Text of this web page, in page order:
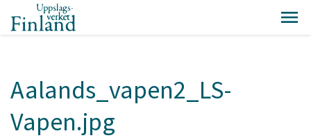
Aalands_vapen2_LS-
Vapen.jpg